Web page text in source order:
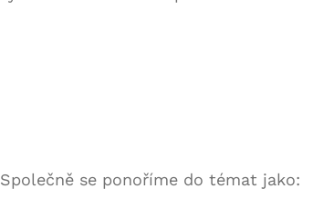
Společně se ponoříme do témat jako: